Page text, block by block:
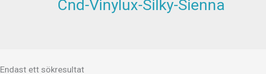
Cnd-Vinylux-Silky-Sienna
Endast ett sökresultat